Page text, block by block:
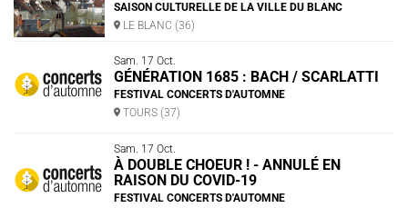
SAISON CULTURELLE DE LA VILLE DU BLANC
LE BLANC (36)
Sam. 17 Oct.
GÉNÉRATION 1685 : BACH / SCARLATTI
FESTIVAL CONCERTS D'AUTOMNE
TOURS (37)
Sam. 17 Oct.
À DOUBLE CHOEUR ! - ANNULÉ EN
RAISON DU COVID-19
FESTIVAL CONCERTS D'AUTOMNE